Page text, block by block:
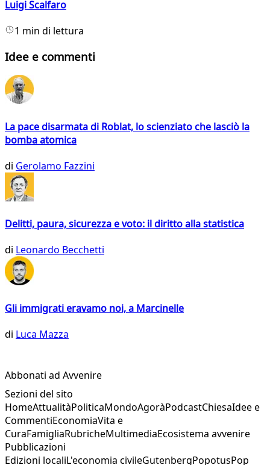
Luigi Scalfaro
1 min di lettura
Idee e commenti
La pace disarmata di Roblat, lo scienziato che lasciò la
bomba atomica
di Gerolamo Fazzini
Delitti, paura, sicurezza e voto: il diritto alla statistica
di Leonardo Becchetti
Gli immigrati eravamo noi, a Marcinelle
di Luca Mazza
Abbonati ad Avvenire
Sezioni del sito
HomeAttualitàPoliticaMondoAgoràPodcastChiesaIdee e
CommentiEconomiaVita e
CuraFamigliaRubricheMultimediaEcosistema avvenire
Pubblicazioni
Edizioni localiL'economia civileGutenbergPopotusPop